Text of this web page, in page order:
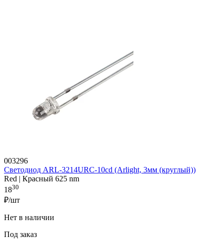
003296
Светодиод ARL-3214URC-10cd (Arlight, 3мм (круглый))
Red | Красный 625 nm
1830
₽/шт
Нет в наличии
Под заказ